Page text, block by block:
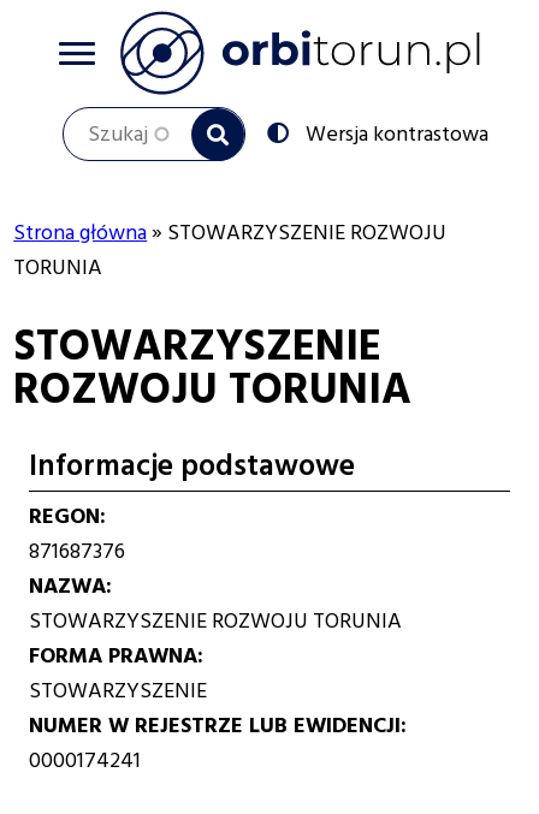
Szukaj
Przełącz
na:
Wersja kontrastowa
Ścieżka
nawigacyjna
Strona główna
STOWARZYSZENIE ROZWOJU
TORUNIA
STOWARZYSZENIE
ROZWOJU TORUNIA
Informacje podstawowe
REGON
871687376
NAZWA
STOWARZYSZENIE ROZWOJU TORUNIA
FORMA PRAWNA
STOWARZYSZENIE
NUMER W REJESTRZE LUB EWIDENCJI
0000174241